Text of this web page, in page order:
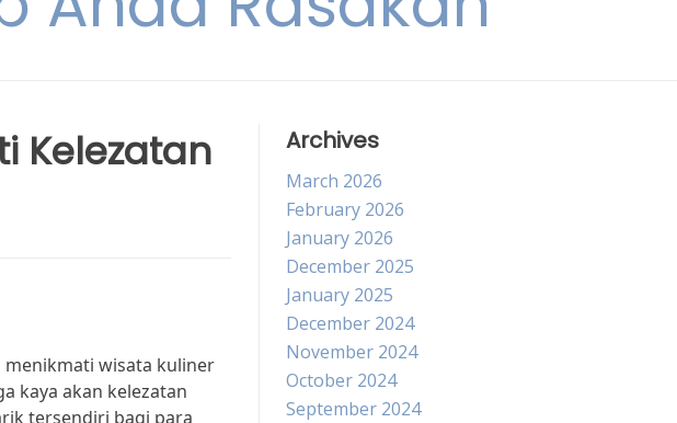
Kelezatan
menikmati wisata kuliner
kaya akan kelezatan
tersendiri bagi para
Archives
March 2026
February 2026
January 2026
December 2025
January 2025
December 2024
November 2024
October 2024
September 2024